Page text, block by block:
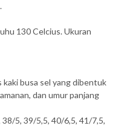
130 Celcius. Ukuran
kaki busa sel yang dibentuk
dan umur panjang
5, 39/5,5, 40/6,5, 41/7,5,